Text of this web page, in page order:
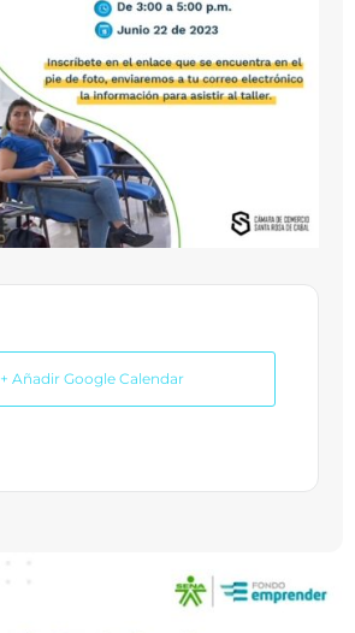
+ Añadir Google Calendar